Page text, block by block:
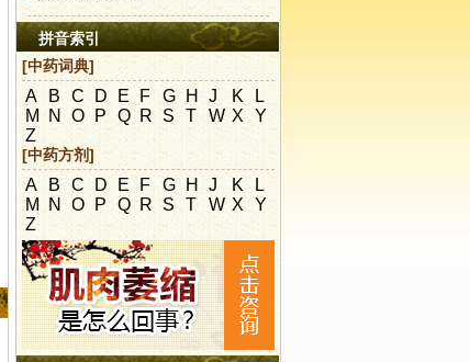
拼音索引
[中药词典]
A B C D E F G H J K
L
M N O P Q R S T W X
Y
Z
[中药方剂]
A B C D E F G H J K
L
M N O P Q R S T W X
Y
Z